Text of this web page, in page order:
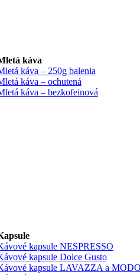
káva
káva – 250g balenia
káva – ochutená
káva – bezkofeinová
kapsule NESPRESSO
kapsule Dolce Gusto
kapsule LAVAZZA a